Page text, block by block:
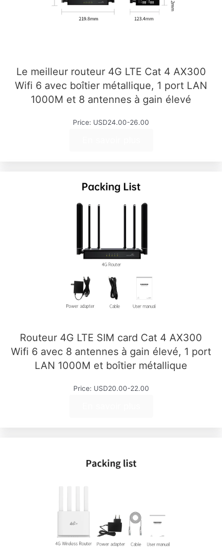
Le meilleur routeur 4G LTE Cat 4 AX300
Wifi 6 avec boîtier métallique, 1 port LAN
1000M et 8 antennes à gain élevé
Price: USD24.00-26.00
Routeur 4G LTE SIM card Cat 4 AX300
Wifi 6 avec 8 antennes à gain élevé, 1 port
LAN 1000M et boîtier métallique
Price: USD20.00-22.00